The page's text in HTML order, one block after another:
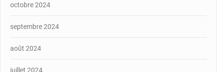
octobre 2024
septembre 2024
août 2024
juillet 2024